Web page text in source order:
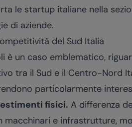
le startup italiane nella
di aziende.
del Sud Italia
è un caso emblematico,
tra il Sud e il Centro-Nord
particolarmente
fisici. A differenza
macchinari e infrastrutture,